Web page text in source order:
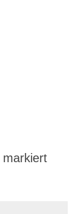
markiert